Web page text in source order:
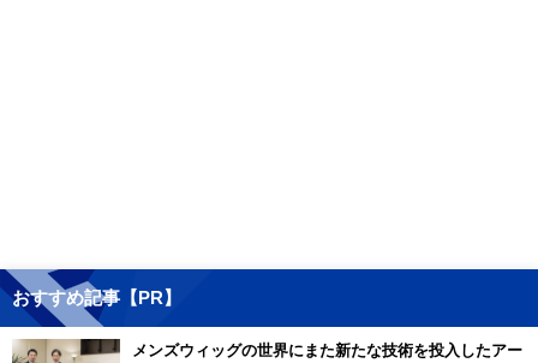
おすすめ記事【PR】
メンズウィッグの世界にまた新たな技術を投入したアー